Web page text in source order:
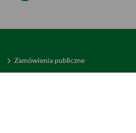
Zamówienia publiczne